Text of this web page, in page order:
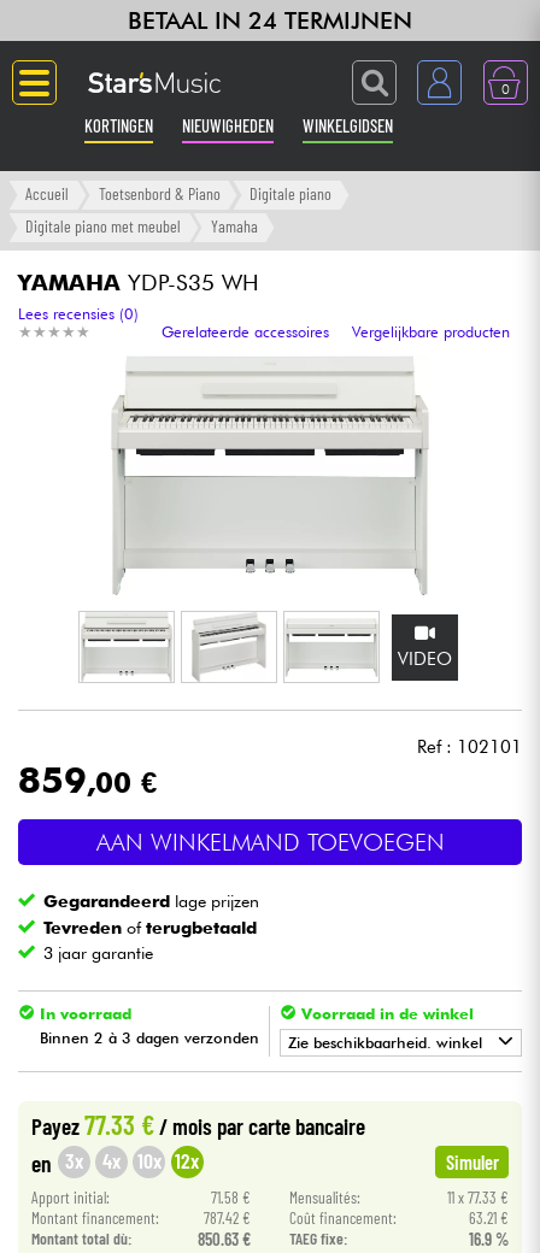
BETAAL IN 24 TERMIJNEN
0
KORTINGEN NIEUWIGHEDEN WINKELGIDSEN
Langue
Versterker & Effecten
Toetsenbord & Piano
Synths & samplers
Hoofdtelefoon
Microfoon
Licht
Blaasinstrument
Viool & Quatuor
Kinderen
Kabels & toebehoren
HiFi
Accueil Toetsenbord & Piano
Digitale piano
Digitale piano met meubel
Yamaha
YAMAHA YDP-S35 WH
★ ★ ★ ★ ★
★ ★ ★ ★ ★
Lees recensies (0)
Gerelateerde accessoires
Vergelijkbare producten
VIDEO
Ref : 102101
859,00 €
AAN WINKELMAND TOEVOEGEN
Gegarandeerd lage prijzen
Tevreden ofterugbetaald
3 jaar garantie
In voorraad
Binnen 2 à 3 dagen verzonden
Voorraad in de winkel
Zie beschikbaarheid. winkel
Payez77.33 € / mois par carte bancaire
en 3x 4x 10x 12x Simuler
Apport initial: 71.58 € Mensualités:
11 x 77.33 €
Montant financement:
787.42 € Coût financement:
63.21 €
Montant total dù:
850.63 € TAEG fixe: 16.9 %